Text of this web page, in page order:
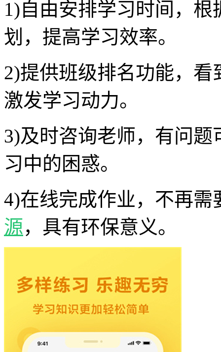
1)自由安排学习时间，
划，提高学习效率。
2)提供班级排名功能，
激发学习动力。
3)及时咨询老师，有问
习中的困惑。
4)在线完成作业，不再
源，具有环保意义。